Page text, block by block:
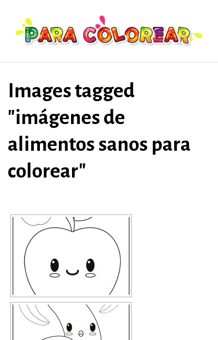
contenido
Images tagged
"imágenes de
alimentos sanos para
colorear"